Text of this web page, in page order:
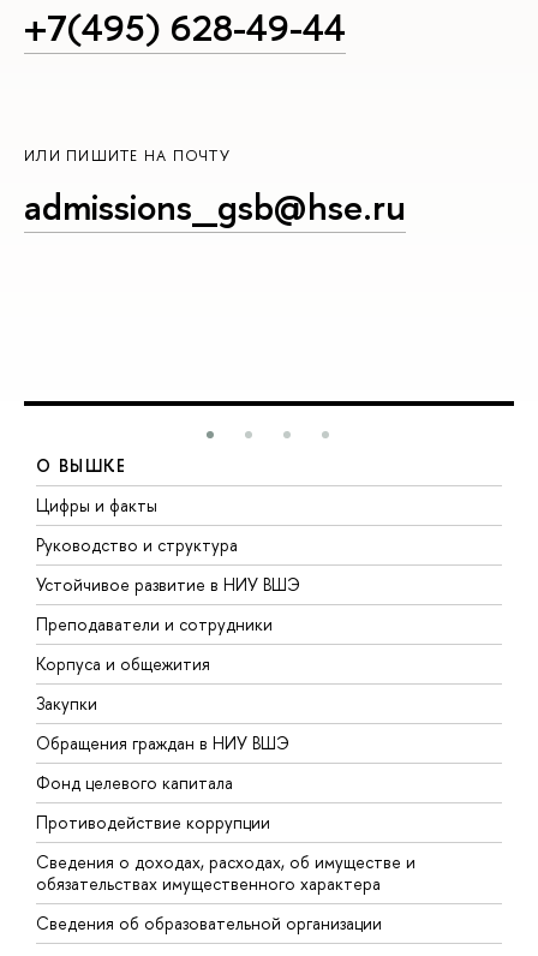
+7(495) 628-49-44
ИЛИ ПИШИТЕ НА ПОЧТУ
admissions_gsb@hse.ru
О ВЫШКЕ
Цифры и факты
Руководство и структура
Устойчивое развитие в НИУ ВШЭ
Преподаватели и сотрудники
Корпуса и общежития
Закупки
Обращения граждан в НИУ ВШЭ
Фонд целевого капитала
Противодействие коррупции
Сведения о доходах, расходах, об имуществе и
обязательствах имущественного характера
Сведения об образовательной организации